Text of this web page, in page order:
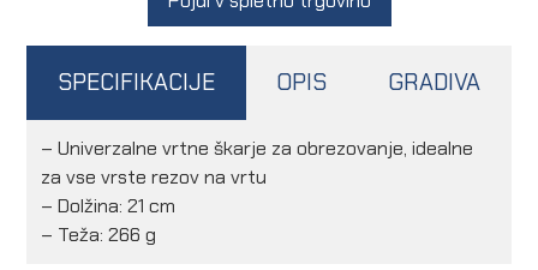
SPECIFIKACIJE OPIS GRADIVA
– Univerzalne vrtne škarje za obrezovanje, idealne
za vse vrste rezov na vrtu
– Dolžina: 21 cm
– Teža: 266 g